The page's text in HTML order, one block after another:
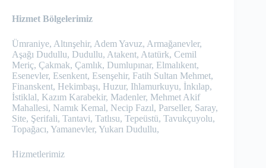
Hizmet Bölgelerimiz
Ümraniye, Altınşehir, Adem Yavuz, Armağanevler,
Aşağı Dudullu, Dudullu, Atakent, Atatürk, Cemil
Meriç, Çakmak, Çamlık, Dumlupınar, Elmalıkent,
Esenevler, Esenkent, Esenşehir, Fatih Sultan Mehmet,
Finanskent, Hekimbaşı, Huzur, Ihlamurkuyu, İnkılap,
İstiklal, Kazım Karabekir, Madenler, Mehmet Akif
Mahallesi, Namık Kemal, Necip Fazıl, Parseller, Saray,
Site, Şerifali, Tantavi, Tatlısu, Tepeüstü, Tavukçuyolu,
Topağacı, Yamanevler, Yukarı Dudullu,
Hizmetlerimiz